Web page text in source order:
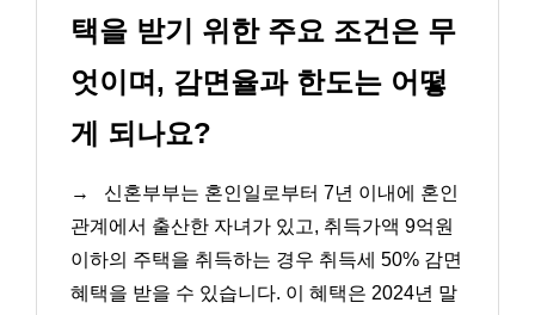
택을 받기 위한 주요 조건은 무
엇이며, 감면율과 한도는 어떻
게 되나요?
→
신혼부부는 혼인일로부터 7년 이내에 혼인
관계에서 출산한 자녀가 있고, 취득가액 9억원
이하의 주택을 취득하는 경우 취득세 50% 감면
혜택을 받을 수 있습니다. 이 혜택은 2024년 말